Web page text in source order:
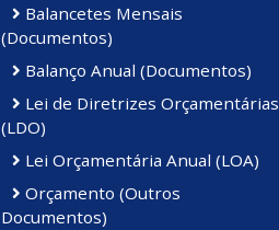
Balancetes Mensais
(Documentos)
Balanço Anual (Documentos)
Lei de Diretrizes Orçamentárias
(LDO)
Lei Orçamentária Anual (LOA)
Orçamento (Outros
Documentos)